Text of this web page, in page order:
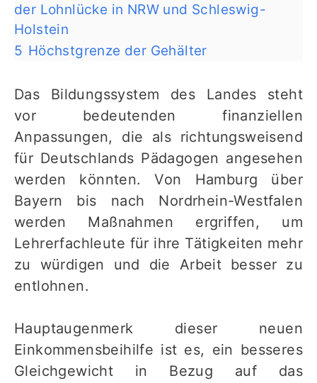
der Lohnlücke in NRW und Schleswig-
Holstein
5 Höchstgrenze der Gehälter
Das Bildungssystem des Landes steht
vor bedeutenden finanziellen
Anpassungen, die als richtungsweisend
für Deutschlands Pädagogen angesehen
werden könnten. Von Hamburg über
Bayern bis nach Nordrhein-Westfalen
werden Maßnahmen ergriffen, um
Lehrerfachleute für ihre Tätigkeiten mehr
zu würdigen und die Arbeit besser zu
entlohnen.
Hauptaugenmerk dieser neuen
Einkommensbeihilfe ist es, ein besseres
Gleichgewicht in Bezug auf das